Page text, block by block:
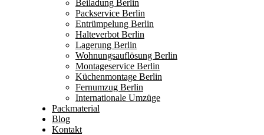
Beiladung Berlin
Packservice Berlin
Entrümpelung Berlin
Halteverbot Berlin
Lagerung Berlin
Wohnungsauflösung Berlin
Montageservice Berlin
Küchenmontage Berlin
Fernumzug Berlin
Internationale Umzüge
Packmaterial
Blog
Kontakt